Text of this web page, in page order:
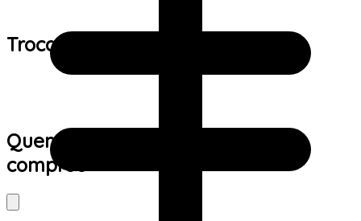
Trocas e devoluções:
Quem viu este produto também
comprou